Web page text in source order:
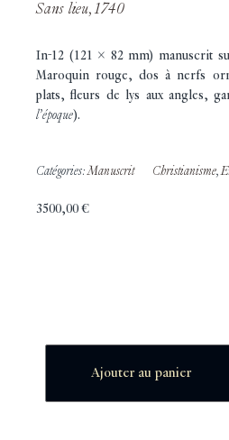
Sans lieu, 1740
In-12 (121 x 82 mm) manuscrit
Maroquin rouge, dos à nerfs
plats, fleurs de lys aux angles,
l’époque).
Catégories: Manuscrit Christianisme,
3500,00€
Ajouter au panier